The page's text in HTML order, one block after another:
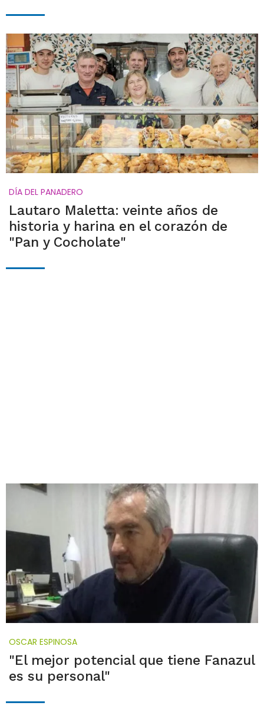
DÍA DEL PANADERO
Lautaro Maletta: veinte años de
historia y harina en el corazón de
"Pan y Cocholate"
OSCAR ESPINOSA
"El mejor potencial que tiene Fanazul
es su personal"